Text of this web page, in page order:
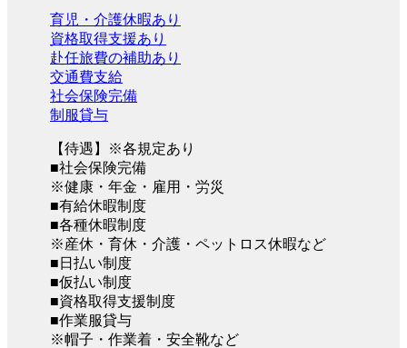
育児・介護休暇あり
資格取得支援あり
赴任旅費の補助あり
交通費支給
社会保険完備
制服貸与
【待遇】※各規定あり
■社会保険完備
※健康・年金・雇用・労災
■有給休暇制度
■各種休暇制度
※産休・育休・介護・ペットロス休暇など
■日払い制度
■仮払い制度
■資格取得支援制度
■作業服貸与
※帽子・作業着・安全靴など